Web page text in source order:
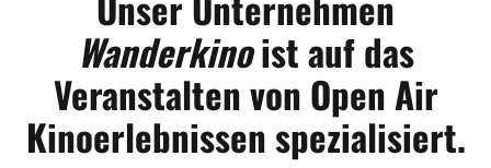
Wanderkinoist auf das
Veranstalten von Open Air
Kinoerlebnissen spezialisiert.